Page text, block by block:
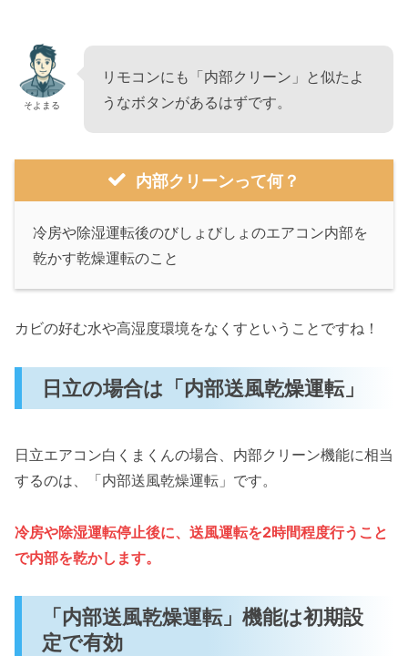
そよまる
リモコンにも「内部クリーン」と似たよ
うなボタンがあるはずです。
内部クリーンって何？
冷房や除湿運転後のびしょびしょのエアコン内部を
乾かす乾燥運転のこと
カビの好む水や高湿度環境をなくすということですね！
日立の場合は「内部送風乾燥運転」
日立エアコン白くまくんの場合、内部クリーン機能に相当
するのは、「内部送風乾燥運転」です。
冷房や除湿運転停止後に、送風運転を2時間程度行うこと
で内部を乾かします。
「内部送風乾燥運転」機能は初期設
定で有効